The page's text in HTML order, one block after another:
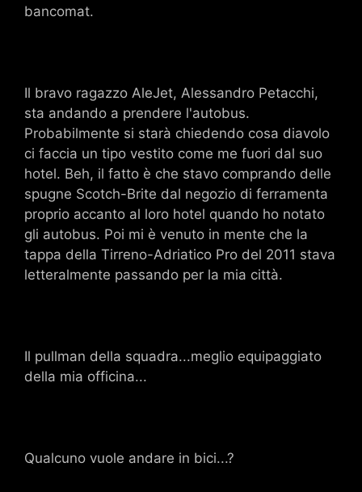
bancomat.
Il bravo ragazzo AleJet, Alessandro Petacchi,
sta andando a prendere l'autobus.
Probabilmente si starà chiedendo cosa diavolo
ci faccia un tipo vestito come me fuori dal suo
hotel. Beh, il fatto è che stavo comprando delle
spugne Scotch-Brite dal negozio di ferramenta
proprio accanto al loro hotel quando ho notato
gli autobus. Poi mi è venuto in mente che la
tappa della Tirreno-Adriatico Pro del 2011 stava
letteralmente passando per la mia città.
Il pullman della squadra...meglio equipaggiato
della mia officina...
Qualcuno vuole andare in bici...?